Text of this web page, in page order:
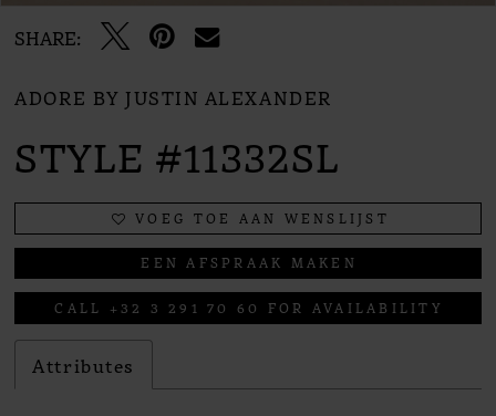
SHARE:
ADORE BY JUSTIN ALEXANDER
STYLE #11332SL
VOEG TOE AAN WENSLIJST
EEN AFSPRAAK MAKEN
CALL +32 3 291 70 60 FOR AVAILABILITY
Attributes